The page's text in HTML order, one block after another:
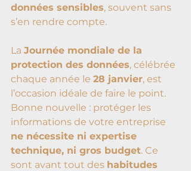
données sensibles, souvent sans
s’en rendre compte.
La Journée mondiale de la
protection des données, célébrée
chaque année le 28 janvier, est
l’occasion idéale de faire le point.
Bonne nouvelle : protéger les
informations de votre entreprise
ne nécessite ni expertise
technique, ni gros budget. Ce
sont avant tout des habitudes